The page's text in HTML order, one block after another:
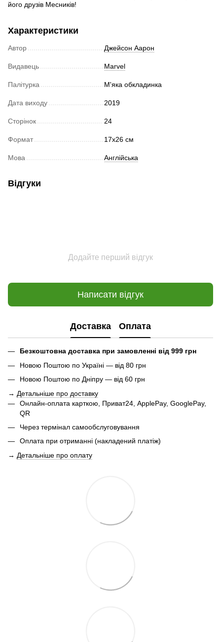
його друзів Месників!
Характеристики
Автор Джейсон Аарон
Видавець Marvel
Палітурка М'яка обкладинка
Дата виходу 2019
Сторінок 24
Формат 17х26 см
Мова Англійська
Відгуки
Додайте перший відгук
Написати відгук
Доставка Оплата
Безкоштовна доставка при замовленні від 999 грн
Новою Поштою по Україні — від 80 грн
Новою Поштою по Дніпру — від 60 грн
→ Детальніше про доставку
Онлайн-оплата карткою, Приват24, ApplePay, GooglePay,
QR
Через термінал самообслуговування
Оплата при отриманні (накладений платіж)
→ Детальніше про оплату